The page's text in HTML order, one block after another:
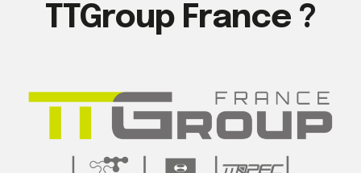
TTGroup France ?